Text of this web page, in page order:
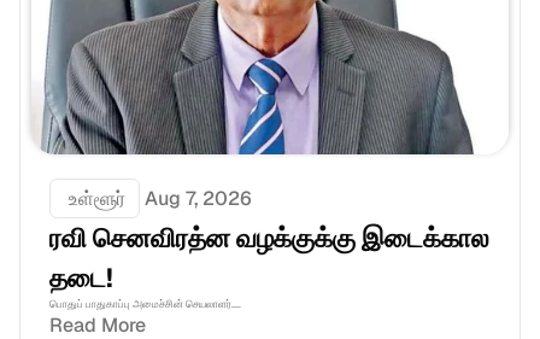
உள்ளூர் Aug 7, 2026
ரவி செனவிரத்ன வழக்குக்கு இடைக்கால
தடை!
பொதுப் பாதுகாப்பு அமைச்சின் செயலாளர்....
Read More